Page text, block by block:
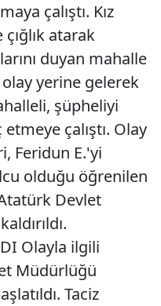
çalıştı. Kız
atarak
duyan mahalle
olay yerine gelerek
şüpheliyi
çalıştı. Olay
Feridun E.'yi
olduğu öğrenilen
Devlet
Olayla ilgili
Müdürlüğü
Taciz